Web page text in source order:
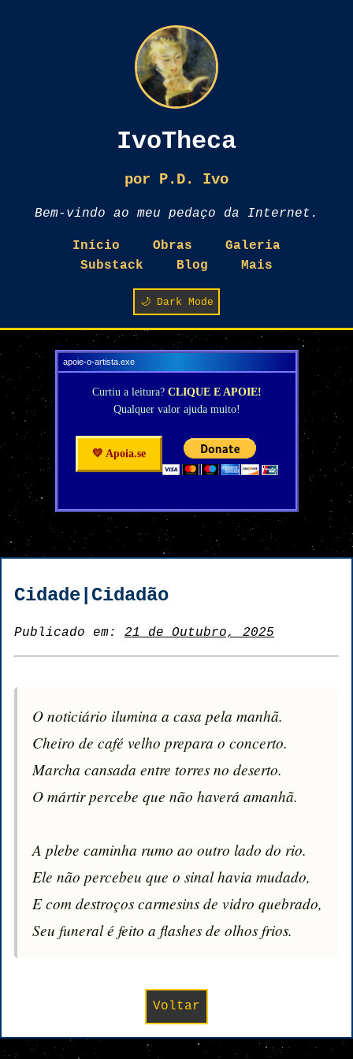
IvoTheca
por P.D. Ivo
Bem-vindo ao meu pedaço da Internet.
Início Obras
Galeria
Substack
Blog Mais
🌙 Dark Mode
apoie-o-artista.exe
Curtiu a leitura? CLIQUE E APOIE!
Qualquer valor ajuda muito!
💛 Apoia.se
Cidade|Cidadão
Publicado em: 21 de Outubro, 2025
O noticiário ilumina a casa pela manhã.
Cheiro de café velho prepara o concerto.
Marcha cansada entre torres no deserto.
O mártir percebe que não haverá amanhã.
A plebe caminha rumo ao outro lado do rio.
Ele não percebeu que o sinal havia mudado,
E com destroços carmesins de vidro quebrado,
Seu funeral é feito a flashes de olhos frios.
Voltar